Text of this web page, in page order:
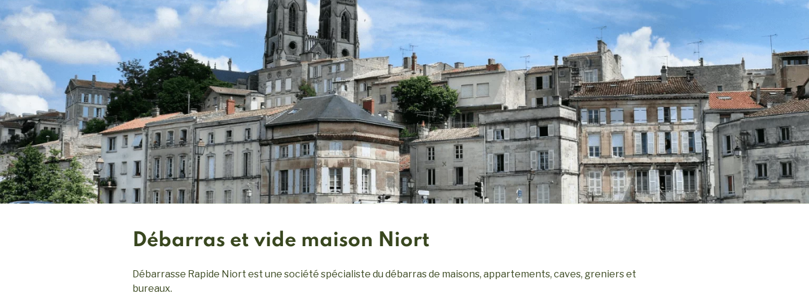
Débarras et vide maison Niort
Débarrasse Rapide Niort est une société spécialiste du débarras de maisons, appartements, caves, greniers et
bureaux.